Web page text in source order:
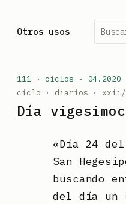
Otros usos Buscar
111 · ciclos · 04.2020
ciclo · diarios ·
Día
«Día 24
San
buscando
del día un